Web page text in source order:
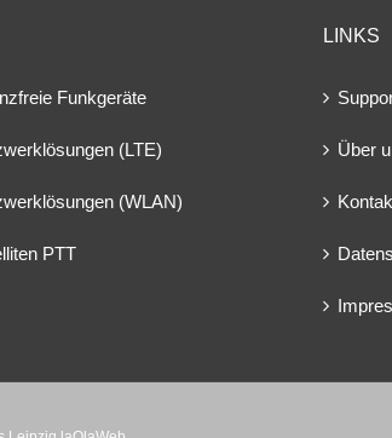
Funkgeräte
(LTE)
(WLAN)
PTT
LINKS
Über